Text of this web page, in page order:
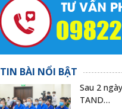
TIN BÀI NỔI BẬT
Sau 2
TAND…